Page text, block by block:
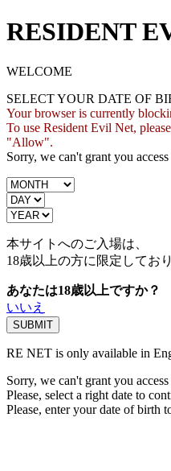
RESIDENT
WELCOME
SELECT YOUR DATE OF
Your browser is currently
To use Resident Evil Net,
"Allow".
Sorry, we can't grant you
本サイトへのご入場は、
18歳以上の方に限定してお
あなたは18歳以上ですか？
いいえ
RE NET is only available in
Sorry, we can't grant you
Please, select a right date to
Please, enter your date of birth